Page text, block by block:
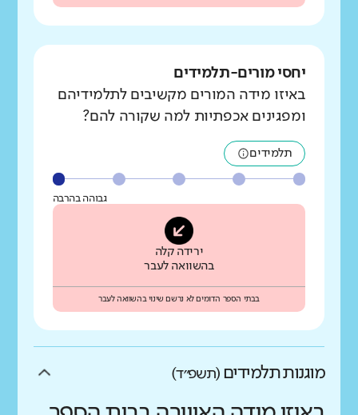
יחסי מורים-תלמידים
באיזו מידה המורים מקשיבים לתלמידיהם
ומפגינים אכפתיות למה שקורה להם?
תלמידים
גבוהה בהרבה
ירידה קלה
בהשוואה לעבר
בבתי הספר הדומים לא נרשם שינוי בהשוואה לעבר
מוגנות תלמידים (תשפ״ד)